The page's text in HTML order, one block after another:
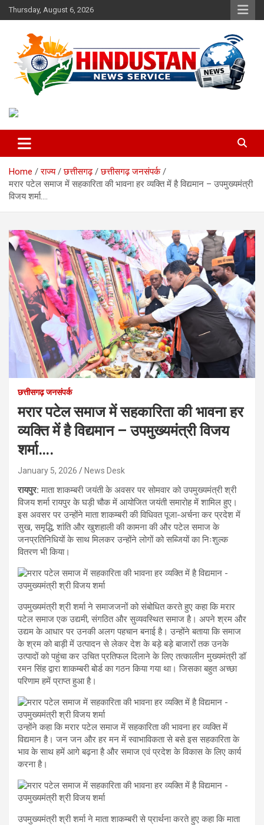
Skip
to
Thursday, August 6, 2026
Hindustan News Service
Home राज्य छत्तीसगढ़
छत्तीसगढ़ जनसंपर्क
मरार पटेल समाज में सहकारिता की भावना हर व्यक्ति में है विद्यमान – उपमुख्यमंत्री
विजय शर्मा….
छत्तीसगढ़ जनसंपर्क
मरार पटेल समाज में सहकारिता की भावना हर
व्यक्ति में है विद्यमान – उपमुख्यमंत्री विजय
शर्मा….
January 5, 2026 News Desk
रायपुर: माता शाकम्बरी जयंती के अवसर पर सोमवार को उपमुख्यमंत्री श्री
विजय शर्मा रायपुर के घड़ी चौक में आयोजित जयंती समारोह में शामिल हुए।
इस अवसर पर उन्होंने माता शाकम्बरी की विधिवत पूजा-अर्चना कर प्रदेश में
सुख, समृद्धि, शांति और खुशहाली की कामना की और पटेल समाज के
जनप्रतिनिधियों के साथ मिलकर उन्होंने लोगों को सब्जियों का निःशुल्क
वितरण भी किया।
उपमुख्यमंत्री श्री शर्मा ने समाजजनों को संबोधित करते हुए कहा कि मरार
पटेल समाज एक उद्यमी, संगठित और सुव्यवस्थित समाज है। अपने श्रम और
उद्यम के आधार पर उनकी अलग पहचान बनाई है। उन्होंने बताया कि समाज
के श्रम को बाड़ी में उत्पादन से लेकर देश के बड़े बड़े बाजारों तक उनके
उत्पादों को पहुंचा कर उचित प्रतिफल दिलाने के लिए तत्कालीन मुख्यमंत्री डॉ
रमन सिंह द्वारा शाकम्बरी बोर्ड का गठन किया गया था। जिसका बहुत अच्छा
परिणाम हमें प्राप्त हुआ है।
उन्होंने कहा कि मरार पटेल समाज में सहकारिता की भावना हर व्यक्ति में
विद्यमान है। जन जन और हर मन में स्वाभाविकता से बसे इस सहकारिता के
भाव के साथ हमें आगे बढ़ना है और समाज एवं प्रदेश के विकास के लिए कार्य
करना है।
उपमुख्यमंत्री श्री शर्मा ने माता शाकम्बरी से प्रार्थना करते हुए कहा कि माता